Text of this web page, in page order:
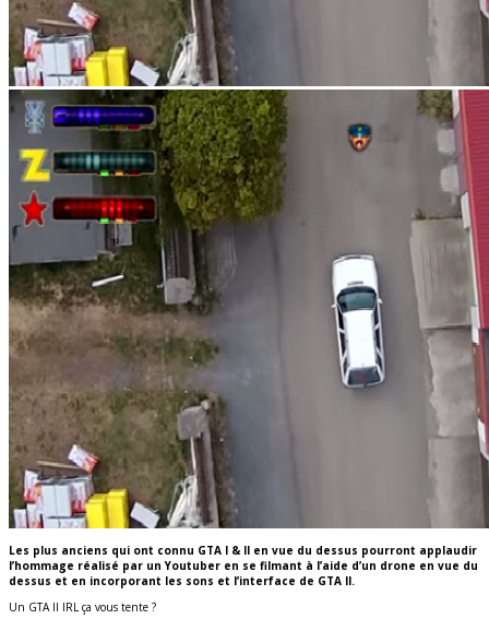
Les plus anciens qui ont connu GTA I & II en vue du dessus pourront applaudir
l’hommage réalisé par un Youtuber en se filmant à l’aide d’un drone en vue du
dessus et en incorporant les sons et l’interface de GTA II.
Un GTA II IRL ça vous tente ?